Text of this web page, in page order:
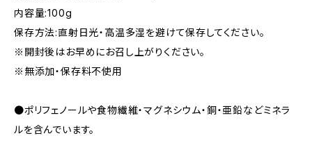
内容量:100g
保存方法:直射日光・高温多湿を避けて保存してください。
※開封後はお早めにお召し上がりください。
※無添加・保存料不使用
●ポリフェノールや食物繊維・マグネシウム・銅・亜鉛などミネラ
ルを含んでいます。